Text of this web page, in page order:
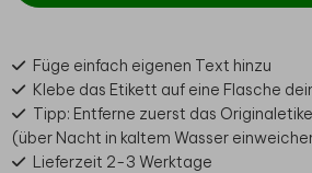
Füge einfach eigenen Text hinzu
Klebe das Etikett auf eine Flasche
Tipp: Entferne zuerst das
(über Nacht in kaltem Wasser
Lieferzeit 2-3 Werktage